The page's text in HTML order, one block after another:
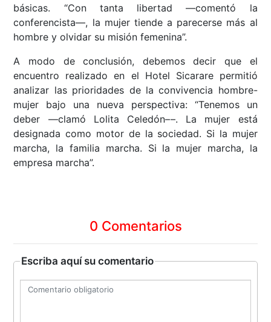
básicas. “Con tanta libertad ––comentó la
conferencista––, la mujer tiende a parecerse más al
hombre y olvidar su misión femenina”.
A modo de conclusión, debemos decir que el
encuentro realizado en el Hotel Sicarare permitió
analizar las prioridades de la convivencia hombre-
mujer bajo una nueva perspectiva: “Tenemos un
deber ––clamó Lolita Celedón––. La mujer está
designada como motor de la sociedad. Si la mujer
marcha, la familia marcha. Si la mujer marcha, la
empresa marcha”.
0 Comentarios
Escriba aquí su comentario